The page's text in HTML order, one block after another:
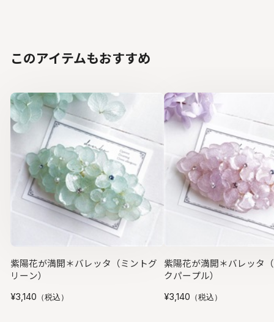
このアイテムもおすすめ
紫陽花が満開＊バレッタ（ミントグ
リーン）
¥3,140 （税込）
紫陽花が満開＊バレッタ
クパープル）
¥3,140 （税込）